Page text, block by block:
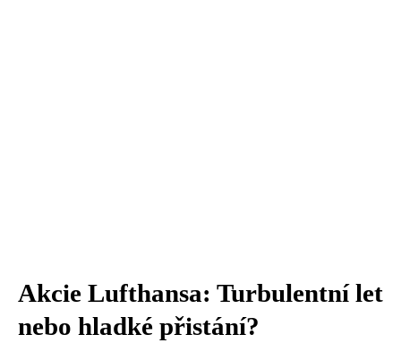
Akcie Lufthansa: Turbulentní let
nebo hladké přistání?